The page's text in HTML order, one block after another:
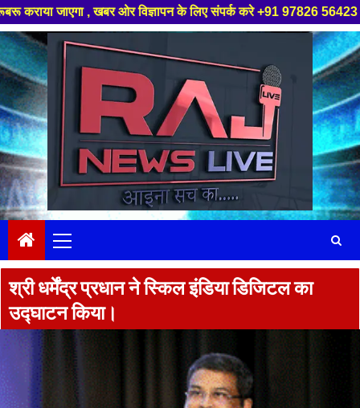
ओर विज्ञापन के लिए संपर्क करे +91 97826 56423 ,हमारे यूट्यूब चैनल
Skip
to
content
Menu
श्री धर्मेंद्र प्रधान ने स्किल इंडिया डिजिटल का
उद्घाटन किया।